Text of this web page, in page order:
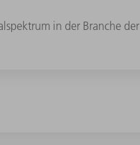
in der Branche der